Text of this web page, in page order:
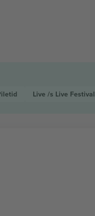
Live /s Live Festival